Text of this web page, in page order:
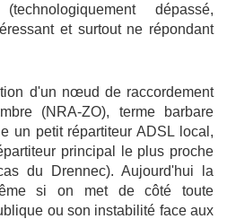
dépassé,
et surtout ne répondant
d'un nœud de raccordement
(NRA-ZO), terme barbare
un petit répartiteur ADSL local,
principal le plus proche
du Drennec). Aujourd'hui la
si on met de côté toute
ou son instabilité face aux